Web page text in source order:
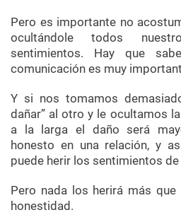
Pero es importante no
ocultándole todos
sentimientos. Hay que
comunicación es muy
Y si nos tomamos
dañar” al otro y le ocultamos
a la larga el daño será
honesto en una relación, y
puede herir los sentimientos
Pero nada los herirá más
honestidad.